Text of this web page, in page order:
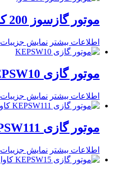
موتور گازسوز 200 کاوا
اطلاعات بیشتر نمایش جزییات
موتور گازی KEPSW10 کاوا
اطلاعات بیشتر نمایش جزییات
موتور گازی KEPSW111 کاوا
اطلاعات بیشتر نمایش جزییات